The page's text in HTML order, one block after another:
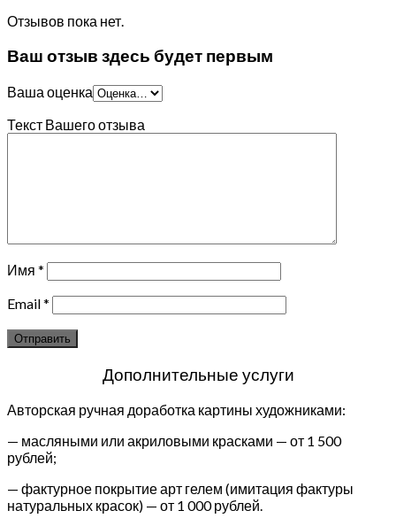
Отзывов пока нет.
Ваш отзыв здесь будет первым
Ваша оценка
Текст Вашего отзыва
Имя *
Email*
Дополнительные услуги
Авторская ручная доработка картины художниками:
— масляными или акриловыми красками — от 1 500
рублей;
— фактурное покрытие арт гелем (имитация фактуры
натуральных красок) — от 1 000 рублей.